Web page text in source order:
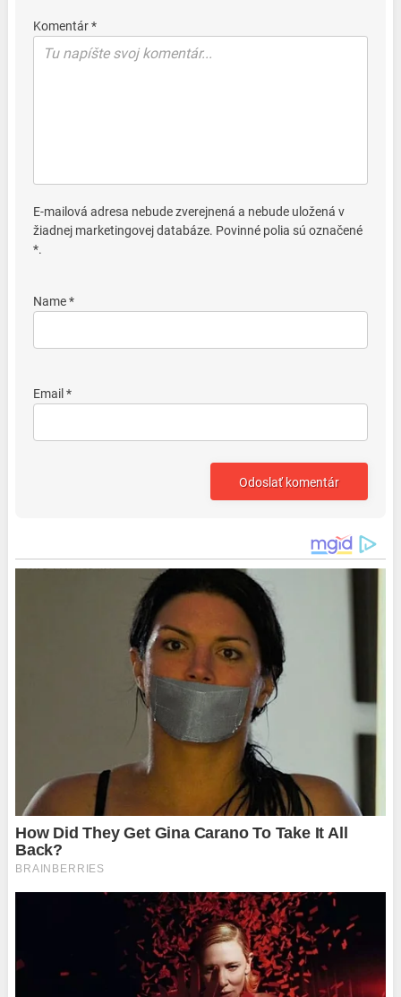
Komentár *
E-mailová adresa nebude zverejnená a nebude uložená v
žiadnej marketingovej databáze. Povinné polia sú označené
*.
Name *
Email *